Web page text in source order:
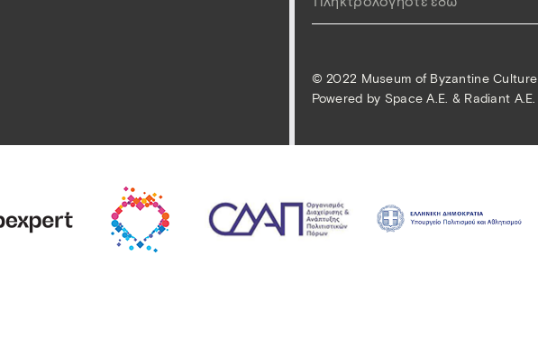
© 2022 Museum of Byzantine Culture
Powered by Space A.E. & Radiant A.E.